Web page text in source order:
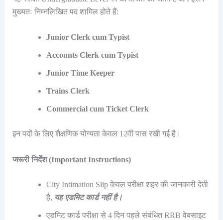
मुख्यतः निम्नलिखित पद शामिल होते हैं:
Junior Clerk cum Typist
Accounts Clerk cum Typist
Junior Time Keeper
Trains Clerk
Commercial cum Ticket Clerk
इन पदों के लिए शैक्षणिक योग्यता केवल 12वीं पास रखी गई है।
जरूरी निर्देश (Important Instructions)
City Intimation Slip केवल परीक्षा शहर की जानकारी देती
है, यह एडमिट कार्ड नहीं है।
एडमिट कार्ड परीक्षा से 4 दिन पहले संबंधित RRB वेबसाइट